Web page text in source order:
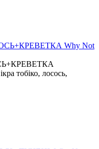
тобіко, лосось,